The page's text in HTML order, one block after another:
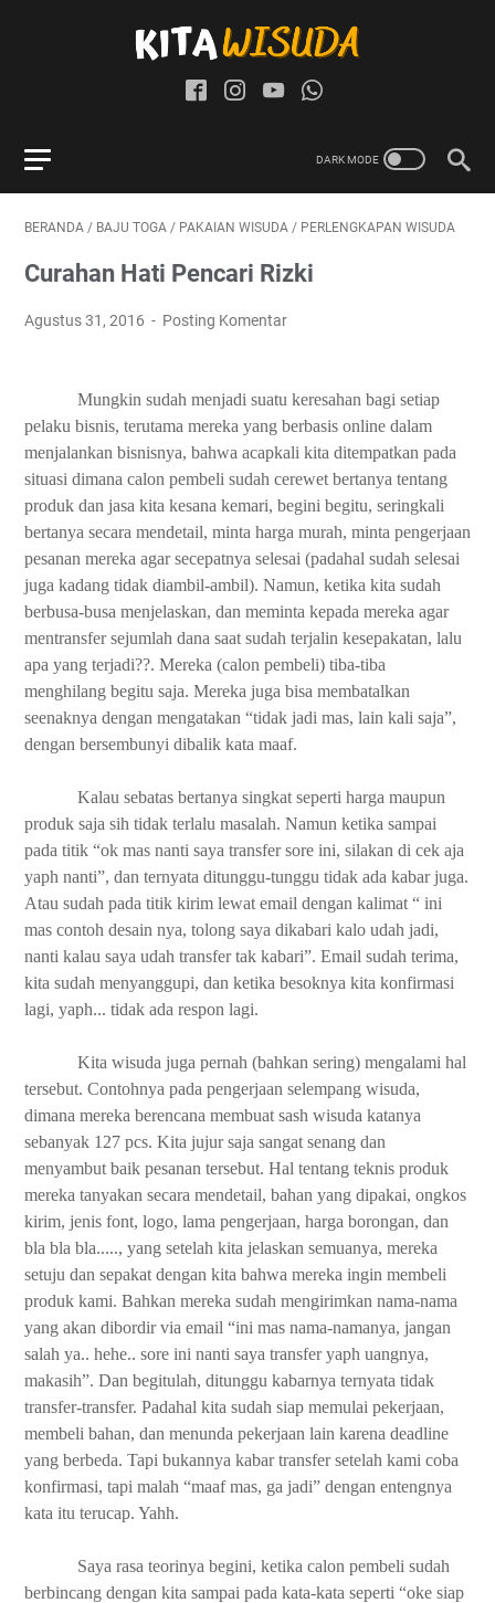
BERANDA / BAJU TOGA / PAKAIAN WISUDA / PERLENGKAPAN WISUDA
Curahan Hati Pencari Rizki
Agustus 31, 2016 Posting Komentar
Mungkin sudah menjadi suatu keresahan bagi setiap
pelaku bisnis, terutama mereka yang berbasis online dalam
menjalankan bisnisnya, bahwa acapkali kita ditempatkan pada
situasi dimana calon pembeli sudah cerewet bertanya tentang
produk dan jasa kita kesana kemari, begini begitu, seringkali
bertanya secara mendetail, minta harga murah, minta pengerjaan
pesanan mereka agar secepatnya selesai (padahal sudah selesai
juga kadang tidak diambil-ambil). Namun, ketika kita sudah
berbusa-busa menjelaskan, dan meminta kepada mereka agar
mentransfer sejumlah dana saat sudah terjalin kesepakatan, lalu
apa yang terjadi??. Mereka (calon pembeli) tiba-tiba
menghilang begitu saja. Mereka juga bisa membatalkan
seenaknya dengan mengatakan “tidak jadi mas, lain kali saja”,
dengan bersembunyi dibalik kata maaf.
Kalau sebatas bertanya singkat seperti harga maupun
produk saja sih tidak terlalu masalah. Namun ketika sampai
pada titik “ok mas nanti saya transfer sore ini, silakan di cek aja
yaph nanti”, dan ternyata ditunggu-tunggu tidak ada kabar juga.
Atau sudah pada titik kirim lewat email dengan kalimat “ ini
mas contoh desain nya, tolong saya dikabari kalo udah jadi,
nanti kalau saya udah transfer tak kabari”. Email sudah terima,
kita sudah menyanggupi, dan ketika besoknya kita konfirmasi
lagi, yaph... tidak ada respon lagi.
Kita wisuda juga pernah (bahkan sering) mengalami hal
tersebut. Contohnya pada pengerjaan selempang wisuda,
dimana mereka berencana membuat sash wisuda katanya
sebanyak 127 pcs. Kita jujur saja sangat senang dan
menyambut baik pesanan tersebut. Hal tentang teknis produk
mereka tanyakan secara mendetail, bahan yang dipakai, ongkos
kirim, jenis font, logo, lama pengerjaan, harga borongan, dan
bla bla bla....., yang setelah kita jelaskan semuanya, mereka
setuju dan sepakat dengan kita bahwa mereka ingin membeli
produk kami. Bahkan mereka sudah mengirimkan nama-nama
yang akan dibordir via email “ini mas nama-namanya, jangan
salah ya.. hehe.. sore ini nanti saya transfer yaph uangnya,
makasih”. Dan begitulah, ditunggu kabarnya ternyata tidak
transfer-transfer. Padahal kita sudah siap memulai pekerjaan,
membeli bahan, dan menunda pekerjaan lain karena deadline
yang berbeda. Tapi bukannya kabar transfer setelah kami coba
konfirmasi, tapi malah “maaf mas, ga jadi” dengan entengnya
kata itu terucap. Yahh.
Saya rasa teorinya begini, ketika calon pembeli sudah
berbincang dengan kita sampai pada kata-kata seperti “oke siap